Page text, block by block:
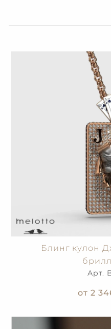
Блинг кулон
Арт.
от 2